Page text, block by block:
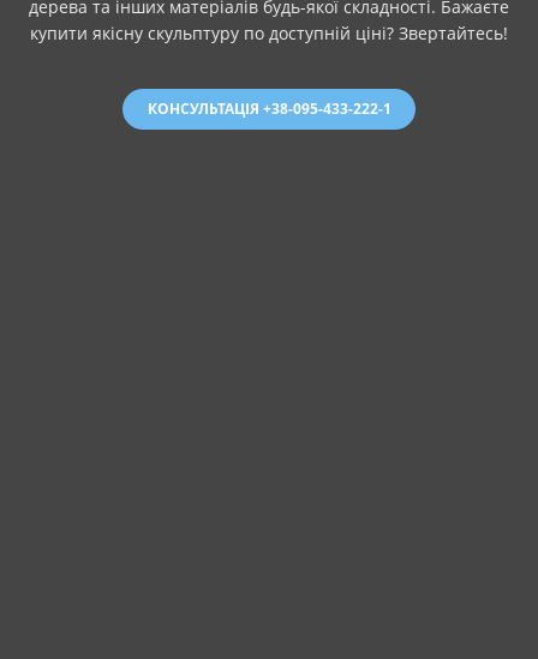
дерева та інших матеріалів будь-якої складності. Бажаєте
купити якісну скульптуру по доступній ціні? Звертайтесь!
КОНСУЛЬТАЦІЯ +38-095-433-222-1